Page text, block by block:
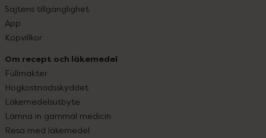
Sajtens tillgänglighet
App
Köpvillkor
Om recept och läkemedel
Fullmakter
Högkostnadsskyddet
Läkemedelsutbyte
Lämna in gammal medicin
Resa med läkemedel